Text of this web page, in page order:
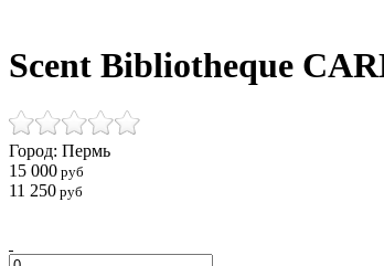
Scent Bibliotheque
Город: Пермь
15 000 руб
11 250 руб